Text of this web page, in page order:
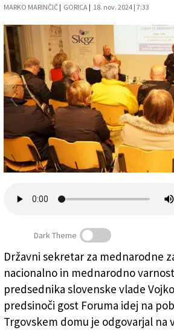
Oglasi
Založnik
Zadruga PD
Naročnine
MARKO MARINČIČ | GORICA | 18. nov. 2024 | 7:33
S srečanja v Trgovskem domu
Dark Theme
Državni sekretar za mednarodne
nacionalno in mednarodno
predsednika slovenske vlade
predsinoči gost Foruma idej na
Trgovskem domu je odgovarjal na